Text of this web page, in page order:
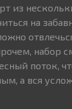
из
на
набор
поток,
а вся